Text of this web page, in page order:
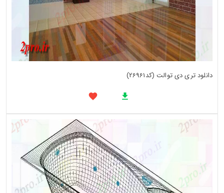
دانلود تری دی توالت (کد26961)